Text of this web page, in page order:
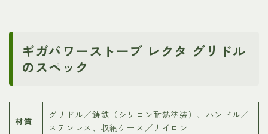
ギガパワーストーブ レクタ グリドル
のスペック
材質
グリドル／鋳鉄（シリコン耐熱塗装）、ハンドル／
ステンレス、収納ケース／ナイロン